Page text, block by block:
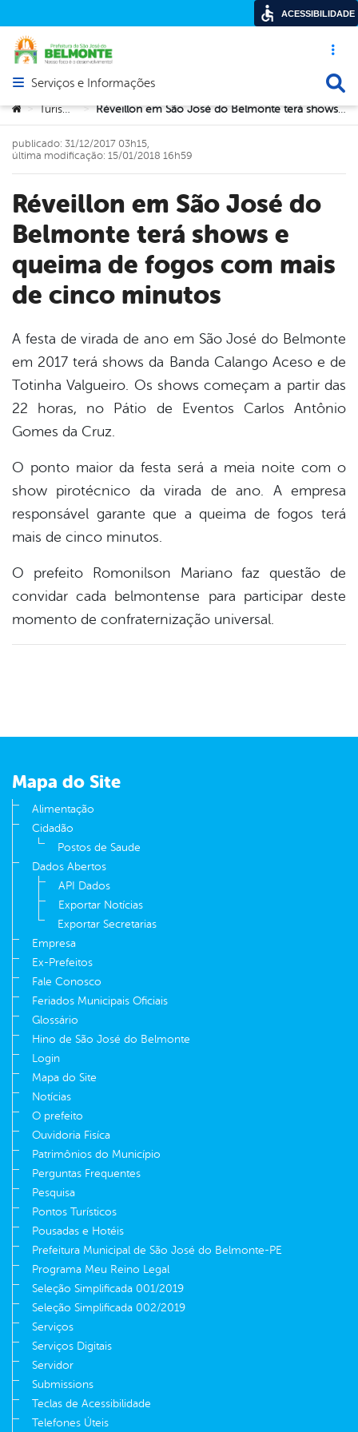
Acesso
Abrir menu principal de navegação
Serviços e Informações
Você está aqui:
> Turismo > Réveillon em São José do Belmonte terá shows e queima de fogos com mais de cinco minutos
Réveillon em São José do
Belmonte terá shows e
queima de fogos com mais
de cinco minutos
publicado: 31/12/2017 03h15,
última modificação: 15/01/2018 16h59
A festa de virada de ano em São José do Belmonte
em 2017 terá shows da Banda Calango Aceso e de
Totinha Valgueiro. Os shows começam a partir das
22 horas, no Pátio de Eventos Carlos Antônio
Gomes da Cruz.
O ponto maior da festa será a meia noite com o
show pirotécnico da virada de ano. A empresa
responsável garante que a queima de fogos terá
mais de cinco minutos.
O prefeito Romonilson Mariano faz questão de
convidar cada belmontense para participar deste
momento de confraternização universal.
Mapa do Site
Alimentação
Cidadão
Postos de Saude
Dados Abertos
API Dados
Exportar Notícias
Exportar Secretarias
Empresa
Ex-Prefeitos
Fale Conosco
Feriados Municipais Oficiais
Glossário
Hino de São José do Belmonte
Login
Mapa do Site
Notícias
O prefeito
Ouvidoria Fisíca
Patrimônios do Município
Perguntas Frequentes
Pesquisa
Pontos Turísticos
Pousadas e Hotéis
Prefeitura Municipal de São José do Belmonte-PE
Programa Meu Reino Legal
Seleção Simplificada 001/2019
Seleção Simplificada 002/2019
Serviços
Serviços Digitais
Servidor
Submissions
Teclas de Acessibilidade
Telefones Úteis
ACESSIBILIDADE